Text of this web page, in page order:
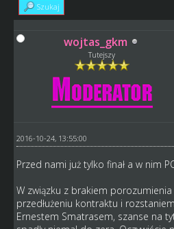
Szukaj
wojtas_gkm
Tutejszy
2016-10-24, 13:55:00
Przed nami już tylko finał a w nim
W związku z brakiem
przedłużeniu kontraktu i
Ernestem Smatrasem, szanse na